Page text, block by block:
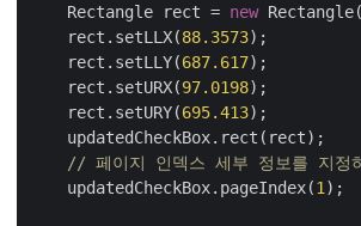
    Rectangle rect =
new
    rect.setLLX(
88.3573);
    rect.setLLY(
687.617);
    rect.setURX(
97.0198);
    rect.setURY(
695.413);
    updatedCheckBox.rect(rect);
// 페이지 인덱스 세부 정보를 지정
    updatedCheckBox.pageIndex(
1 );